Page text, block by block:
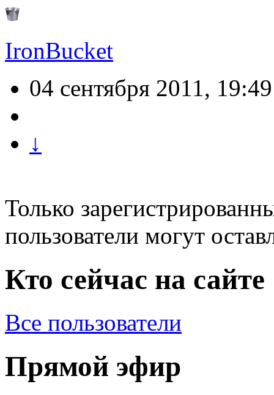
IronBucket
04 сентября 2011, 19:49
↓
Только
пользователи могут
Кто сейчас на сайте
Все пользователи
Прямой эфир